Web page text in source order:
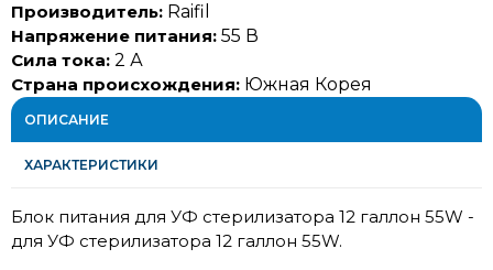
Производитель: Raifil
Напряжение питания: 55 В
Сила тока: 2 А
Страна происхождения: Южная Корея
ОПИСАНИЕ
ХАРАКТЕРИСТИКИ
Блок питания для УФ стерилизатора 12 галлон 55W -
для УФ стерилизатора 12 галлон 55W.